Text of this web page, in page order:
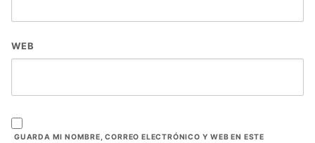
WEB
GUARDA MI NOMBRE, CORREO ELECTRÓNICO Y WEB EN ESTE